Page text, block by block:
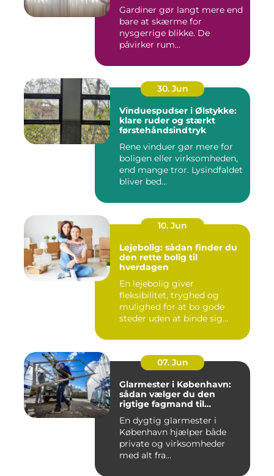
Gardiner gør langt mere end
bare at skærme for
nysgerrige blikke. De
påvirker rum...
30. Jun
Vinduespudser i Ølstykke:
klare ruder og stærkt
førstehåndsindtryk
Rene vinduer gør mere for
boligen eller virksomheden,
end mange tror. Lysindfaldet
bliver bed...
10. Jun
Lejebolig: sådan finder du
den rette bolig til
hverdagen
En lejebolig giver
fleksibilitet, tryghed og
mulighed for at bo gode
steder uden at binde sig
07. Jun
Glarmester i København:
sådan vælger du den
rigtige fagmand til
En dygtig glarmester i
København hjælper både
private og virksomheder
med alt fra...